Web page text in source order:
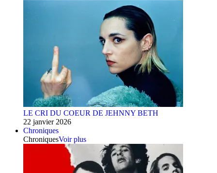
LE CRI DU COEUR DE JEHNNY BETH
22 janvier 2026
Chroniques
ChroniquesVoir plus